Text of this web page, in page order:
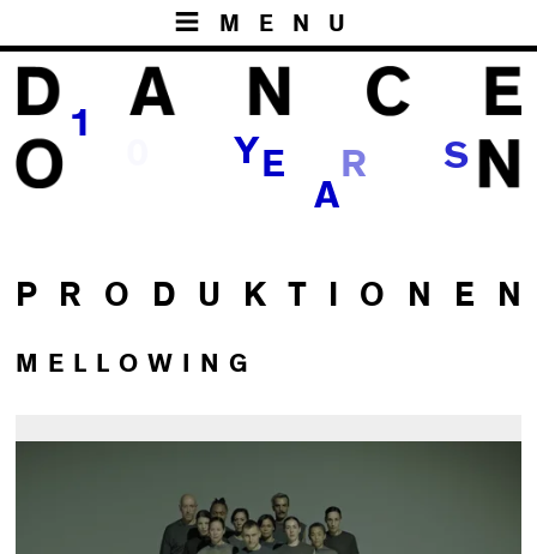
MENU
1
Y E
A
S
P R O D U K T I O N E N
MELLOWING